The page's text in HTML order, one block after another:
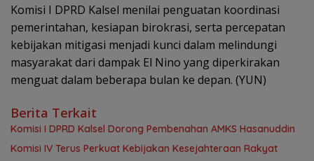
Komisi I DPRD Kalsel menilai penguatan koordinasi
pemerintahan, kesiapan birokrasi, serta percepatan
kebijakan mitigasi menjadi kunci dalam melindungi
masyarakat dari dampak El Nino yang diperkirakan
menguat dalam beberapa bulan ke depan. (YUN)
Berita Terkait
Komisi I DPRD Kalsel Dorong Pembenahan AMKS Hasanuddin
Komisi IV Terus Perkuat Kebijakan Kesejahteraan Rakyat